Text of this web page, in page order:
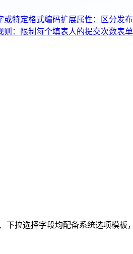
或特定格式编码扩展属性：区分发
则：限制每个填表人的提交次数表
拉选择字段均配备系统选项模